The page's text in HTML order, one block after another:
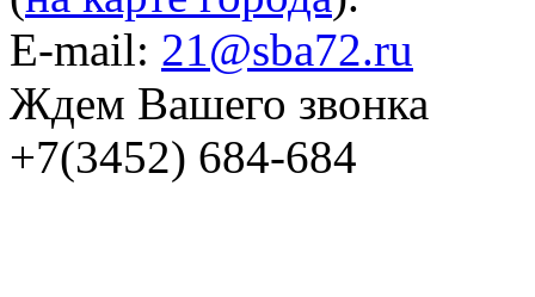
E-mail: 21@sba72.ru
Ждем Вашего звонка
+7(3452) 684-684